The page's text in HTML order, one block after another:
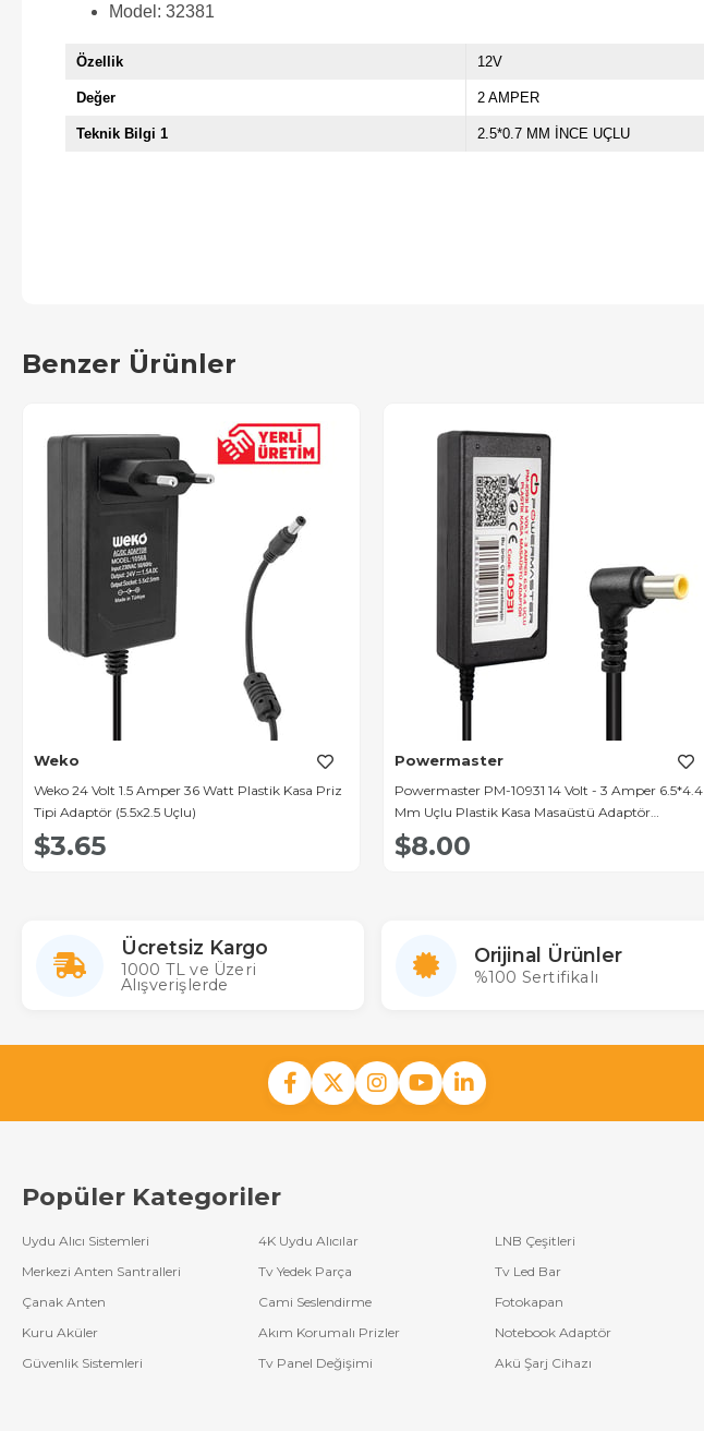
Model: 32381
Özellik 12V
Değer 2 AMPER
Teknik Bilgi 1 2.5*0.7 MM İNCE UÇLU
Benzer Ürünler
Weko
Weko 24 Volt 1.5 Amper 36 Watt Plastik Kasa Priz
Tipi Adaptör (5.5x2.5 Uçlu)
$3.65
Powermaster
Powermaster PM-10931 14 Volt - 3 Amper 6.5*4.4
Mm Uçlu Plastik Kasa Masaüstü Adaptör
(Samsung Monitör)
$8.00
Ücretsiz Kargo
1000 TL ve Üzeri
Alışverişlerde
Orijinal Ürünler
%100 Sertifikalı
Popüler Kategoriler
Uydu Alıcı Sistemleri 4K Uydu Alıcılar LNB Çeşitleri
Merkezi Anten Santralleri
Tv Yedek Parça Tv Led Bar
Çanak Anten
Cami Seslendirme Fotokapan
Kuru Aküler
Akım Korumalı Prizler Notebook Adaptör
Güvenlik Sistemleri
Tv Panel Değişimi Akü Şarj Cihazı